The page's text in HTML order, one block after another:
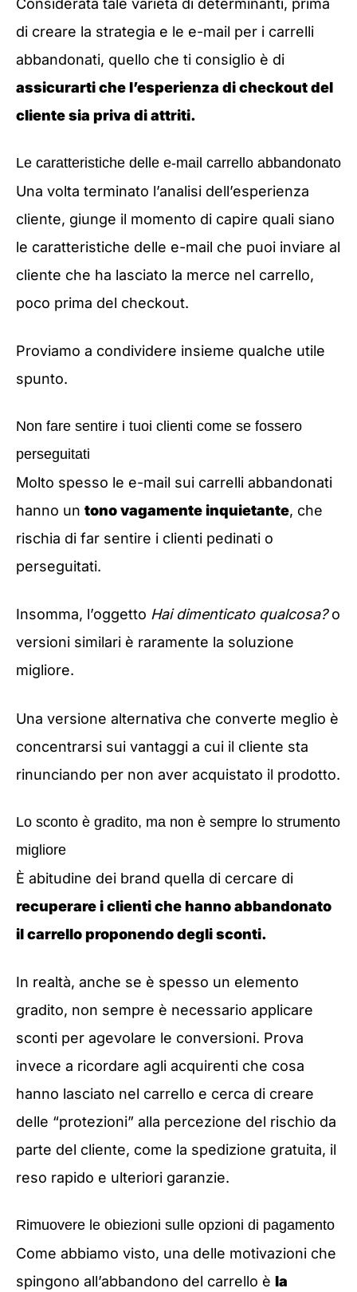
di creare la strategia e le e-mail per i carrelli
abbandonati, quello che ti consiglio è di
assicurarti che l’esperienza di checkout del
cliente sia priva di attriti.
Le caratteristiche delle e-mail carrello abbandonato
Una volta terminato l’analisi dell’esperienza
cliente, giunge il momento di capire quali siano
le caratteristiche delle e-mail che puoi inviare al
cliente che ha lasciato la merce nel carrello,
poco prima del checkout.
Proviamo a condividere insieme qualche utile
spunto.
Non fare sentire i tuoi clienti come se fossero
perseguitati
Molto spesso le e-mail sui carrelli abbandonati
hanno un tono vagamente inquietante, che
rischia di far sentire i clienti pedinati o
perseguitati.
Insomma, l’oggetto Hai dimenticato qualcosa?o
versioni similari è raramente la soluzione
migliore.
Una versione alternativa che converte meglio è
concentrarsi sui vantaggi a cui il cliente sta
rinunciando per non aver acquistato il prodotto.
Lo sconto è gradito, ma non è sempre lo strumento
migliore
È abitudine dei brand quella di cercare di
recuperare i clienti che hanno abbandonato
il carrello proponendo degli sconti.
In realtà, anche se è spesso un elemento
gradito, non sempre è necessario applicare
sconti per agevolare le conversioni. Prova
invece a ricordare agli acquirenti che cosa
hanno lasciato nel carrello e cerca di creare
delle “protezioni” alla percezione del rischio da
parte del cliente, come la spedizione gratuita, il
reso rapido e ulteriori garanzie.
Rimuovere le obiezioni sulle opzioni di pagamento
Come abbiamo visto, una delle motivazioni che
spingono all’abbandono del carrello è la